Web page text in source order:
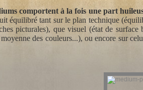
comportent à la fois une part
équilibré tant sur le plan technique
picturales), que visuel (état de
des couleurs...), ou encore sur